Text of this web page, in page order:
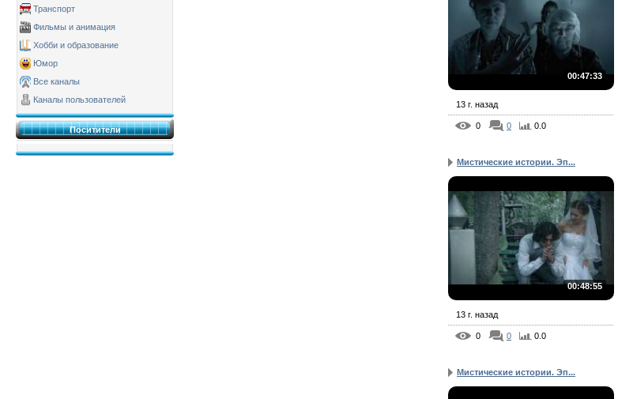
Транспорт
Фильмы и анимация
Хобби и образование
Юмор
Все каналы
Каналы пользователей
Поситители
00:47:33
13 г. назад
0 0 0.0
Мистические истории. Эп...
00:48:55
13 г. назад
0 0 0.0
Мистические истории. Эп...